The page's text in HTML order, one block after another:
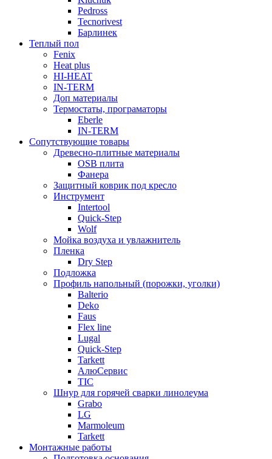
Pedross
Tecnorivest
Барлинек
Теплый пол
Fenix
Heat plus
HI-HEAT
IN-TERM
Доп материалы
Термостаты, програматоры
Eberle
IN-TERM
Сопутствующие товары
Древесно-плитные материалы
OSB плита
Фанера
Защитный коврик под кресло
Инструмент
Intertool
Quick-Step
Wolf
Мойка воздуха и увлажнитель
Пленка
Dry Step
Подложка
Профиль напольный (порожки, уголки)
Balterio
Deko
Faus
Flex line
Lugal
Quick-Step
Tarkett
АлюСервис
ТІС
Шнур для горячей сварки линолеума
Grabo
LG
Marmoleum
Tarkett
Монтажные работы